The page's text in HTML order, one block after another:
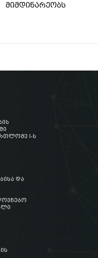
მიმდინარეობს
I-ს
და